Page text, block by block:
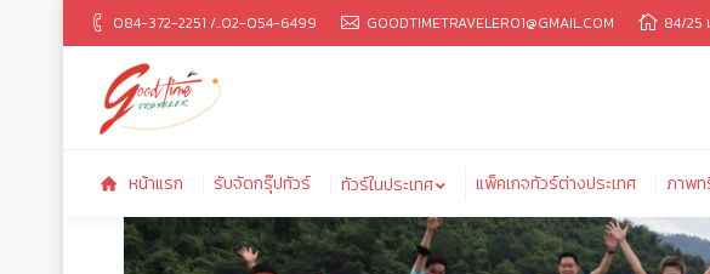
084-372-2251 /..02-054-6499 GOODTIMETRAVELER01@GMAIL.COM 84/25
หน้าแรก รับจัดกรุ๊ปทัวร์ ทัวร์ในประเทศ แพ็คเกจทัวร์ต่างประเทศ ภาพท
หน้าแรก รับจัดกรุ๊ปทัวร์ ทัวร์ในประเทศ แพ็คเกจทัวร์ต่างประเทศ